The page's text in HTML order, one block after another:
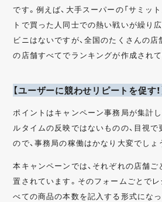
です。例えば、大手スーパーの「サミッ
トで買った人同士での熱い戦いが繰り
ビニはないですが、全国のたくさんの店
の店舗すべてでランキングが作成されて
【ユーザーに競わせリピートを促す！
ポイントはキャンペーン事務局が集計
ルタイムの反映ではないものの、目視
ので、事務局の稼働はかなり大変でしょ
本キャンペーンでは、それぞれの店舗
置されています。そのフォームごとで
べての商品の本数を記入する形式にな